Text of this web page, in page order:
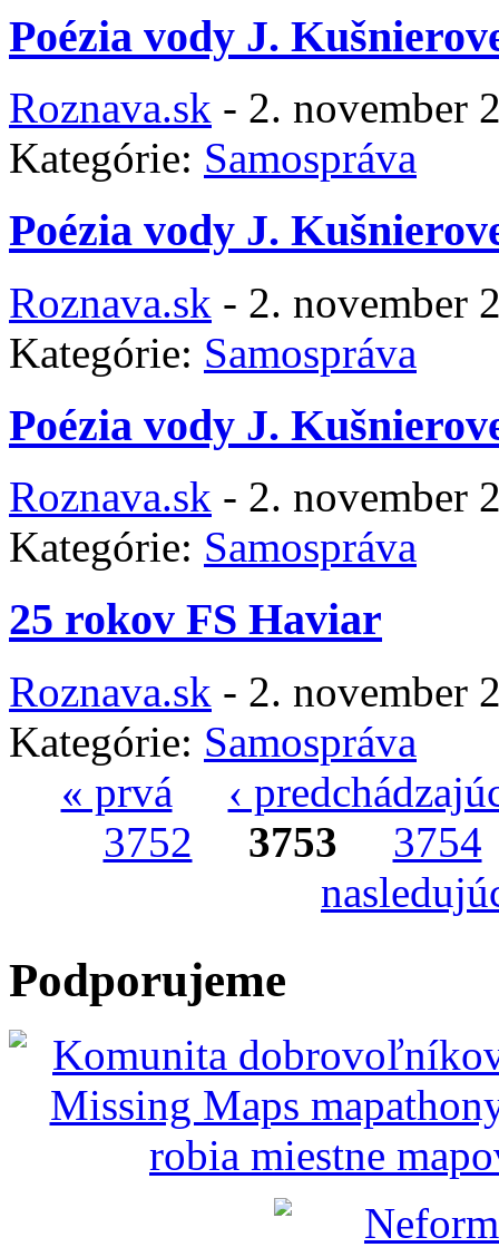
Poézia vody J.
Roznava.sk - 2. november
Kategórie: Samospráva
Poézia vody J.
Roznava.sk - 2. november
Kategórie: Samospráva
Poézia vody J.
Roznava.sk - 2. november
Kategórie: Samospráva
25 rokov FS Haviar
Roznava.sk - 2. november
Kategórie: Samospráva
Stránky« prvá
‹
3752
3753
3754
Podporujeme